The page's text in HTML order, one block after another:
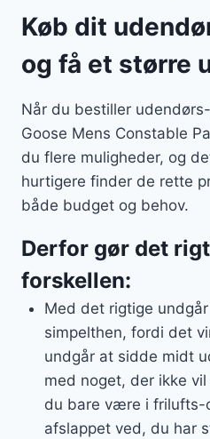
Køb dit
og få et større
Når du bestiller
Goose Mens Constable
du flere muligheder, og
hurtigere finder de rette
både budget og behov.
Derfor gør det
forskellen:
Med det rigtige
simpelthen, fordi det
undgår at sidde midt
med noget, der ikke
du bare være i frilufts-
afslappet ved, du har